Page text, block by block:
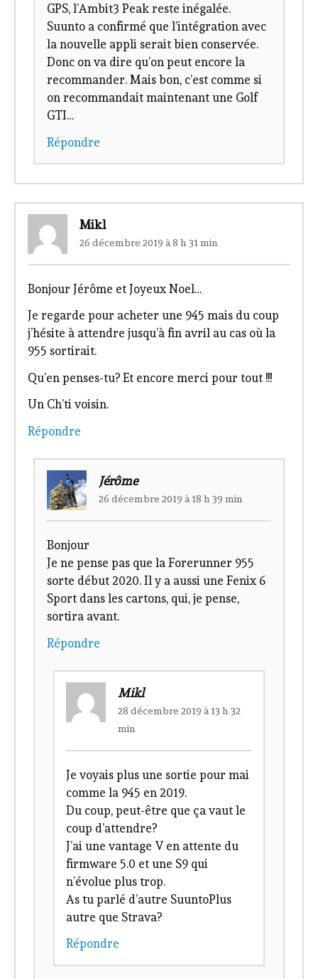
GPS, l’Ambit3 Peak reste inégalée.
Suunto a confirmé que l’intégration avec
la nouvelle appli serait bien conservée.
Donc on va dire qu’on peut encore la
recommander. Mais bon, c’est comme si
on recommandait maintenant une Golf
GTI…
Répondre
Mikl
26 décembre 2019 à 8 h 31 min
Bonjour Jérôme et Joyeux Noel…
Je regarde pour acheter une 945 mais du coup
j’hésite à attendre jusqu’à fin avril au cas où la
955 sortirait.
Qu’en penses-tu? Et encore merci pour tout !!!
Un Ch’ti voisin.
Répondre
Jérôme
26 décembre 2019 à 18 h 39 min
Bonjour
Je ne pense pas que la Forerunner 955
sorte début 2020. Il y a aussi une Fenix 6
Sport dans les cartons, qui, je pense,
sortira avant.
Répondre
Mikl
28 décembre 2019 à 13 h 32
min
Je voyais plus une sortie pour mai
comme la 945 en 2019.
Du coup, peut-être que ça vaut le
coup d’attendre?
J’ai une vantage V en attente du
firmware 5.0 et une S9 qui
n’évolue plus trop.
As tu parlé d’autre SuuntoPlus
autre que Strava?
Répondre